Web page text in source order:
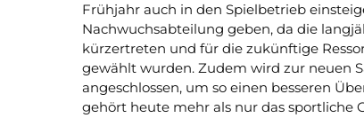
Frühjahr auch in den Spielbetrieb
Nachwuchsabteilung geben, da die
kürzertreten und für die zukünftige
gewählt wurden. Zudem wird zur neuen
angeschlossen, um so einen besseren
gehört heute mehr als nur das sportliche